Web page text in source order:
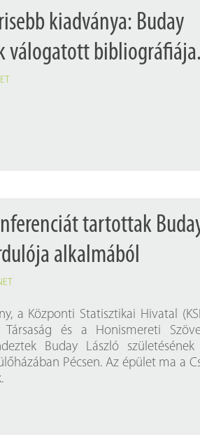
kiadványa: Buday
válogatott bibliográfiája.
tartottak
alkalmából
a Központi Statisztikai Hivatal
és a Honismereti
Buday László születésének
Pécsen. Az épület ma a